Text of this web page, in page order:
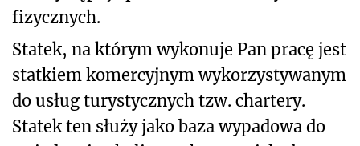
fizycznych.
Statek, na którym wykonuje Pan pracę jest
statkiem komercyjnym wykorzystywanym
do usług turystycznych tzw. chartery.
Statek ten służy jako baza wypadowa do